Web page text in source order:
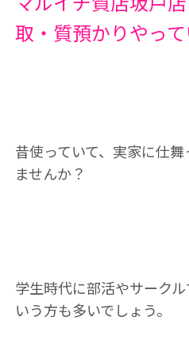
取・質預かりやって
昔使っていて、実家に仕
ませんか？
学生時代に部活やサーク
いう方も多いでしょう。